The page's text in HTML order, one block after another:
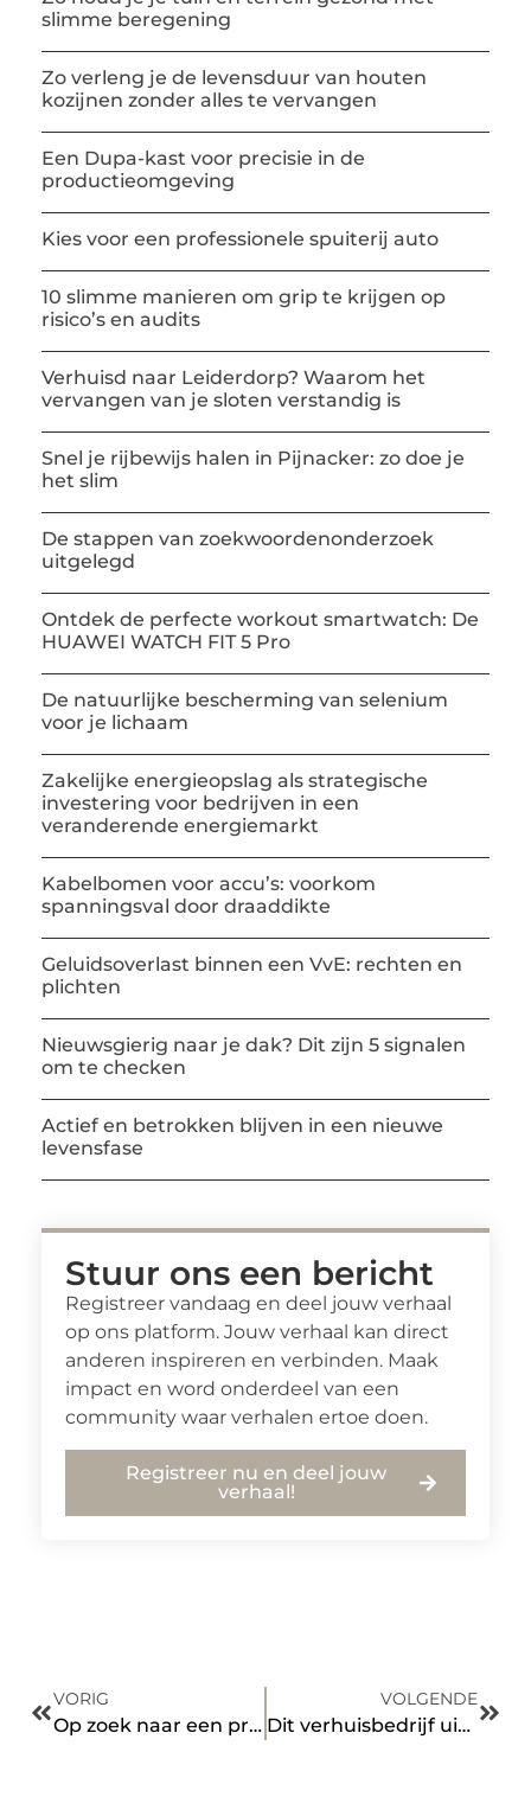
slimme beregening
Zo verleng je de levensduur van houten
kozijnen zonder alles te vervangen
Een Dupa-kast voor precisie in de
productieomgeving
Kies voor een professionele spuiterij auto
10 slimme manieren om grip te krijgen op
risico’s en audits
Verhuisd naar Leiderdorp? Waarom het
vervangen van je sloten verstandig is
Snel je rijbewijs halen in Pijnacker: zo doe je
het slim
De stappen van zoekwoordenonderzoek
uitgelegd
Ontdek de perfecte workout smartwatch: De
HUAWEI WATCH FIT 5 Pro
De natuurlijke bescherming van selenium
voor je lichaam
Zakelijke energieopslag als strategische
investering voor bedrijven in een
veranderende energiemarkt
Kabelbomen voor accu’s: voorkom
spanningsval door draaddikte
Geluidsoverlast binnen een VvE: rechten en
plichten
Nieuwsgierig naar je dak? Dit zijn 5 signalen
om te checken
Actief en betrokken blijven in een nieuwe
levensfase
Stuur ons een bericht
Registreer vandaag en deel jouw verhaal
op ons platform. Jouw verhaal kan direct
anderen inspireren en verbinden. Maak
impact en word onderdeel van een
community waar verhalen ertoe doen.
Registreer nu en deel jouw
verhaal!
VORIG
Op zoek naar een professionele dakdekker? Dakbeheer Hermans schiet te hulp!
VOLGENDE
Dit verhuisbedrijf uit regio Putten verhuist uw spullen efficiënt en snel